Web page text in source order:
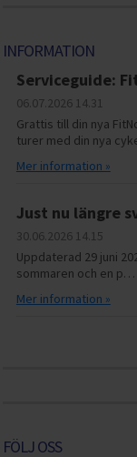
INFORMATION
Serviceguide:
06.07.2026 14.31
Grattis till din nya
turer med din nya
Mer information »
Just nu längre
30.06.2026 14.15
Uppdaterad 29 juni
sommaren och en p…
Mer information »
FÖLJ OSS